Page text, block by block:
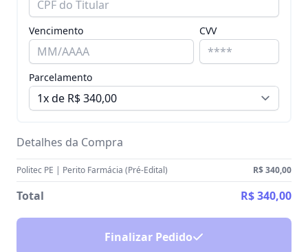
Vencimento CVV
Parcelamento
Detalhes da Compra
Politec PE | Perito Farmácia (Pré-Edital) R$ 340,00
Total R$ 340,00
Finalizar Pedido